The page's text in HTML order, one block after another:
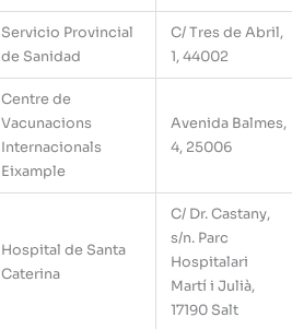
Servicio Provincial
de Sanidad
C/ Tres de Abril,
1, 44002
Centre de
Vacunacions
Internacionals
Eixample
Avenida Balmes,
4, 25006
Hospital de Santa
Caterina
C/ Dr. Castany,
s/n. Parc
Hospitalari
Martí i Julià,
17190 Salt